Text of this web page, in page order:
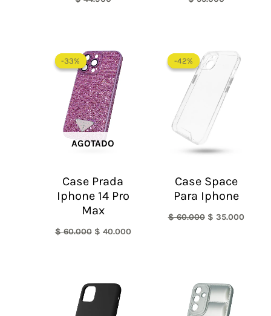
-33%
AGOTADO
-33%
Case Prada
Iphone 14 Pro
Max
$60.000
precio
original
era:
$ 60.000.
$ 40.000
-42%
-42%
Case Space
Para Iphone
$60.000
precio
original
$ 60.000.
$ 35.000